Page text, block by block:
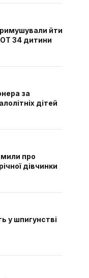
йти
34 дитини
за
дітей
про
дівчинки
у шпигунстві